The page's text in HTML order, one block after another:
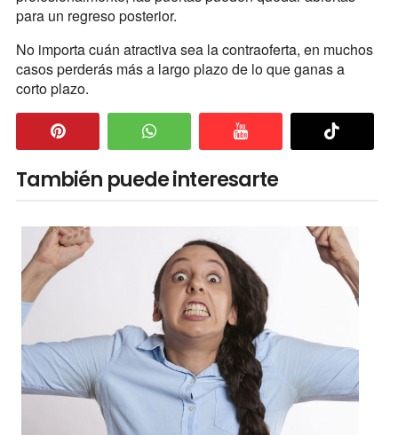
para un regreso posterior.
No importa cuán atractiva sea la contraoferta, en muchos
casos perderás más a largo plazo de lo que ganas a
corto plazo.
También puede interesarte